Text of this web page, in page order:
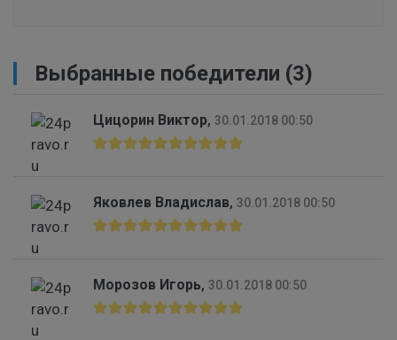
Выбранные победители (3)
Цицорин Виктор, 30.01.2018 00:50
Яковлев Владислав, 30.01.2018 00:50
Морозов Игорь, 30.01.2018 00:50